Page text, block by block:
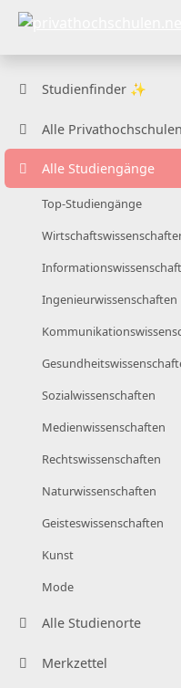
Studienfinder ✨
Alle Privathochschulen
Alle Studiengänge
Top-Studiengänge
Ingenieurwissenschaften
Sozialwissenschaften
Medienwissenschaften
Rechtswissenschaften
Naturwissenschaften
Geisteswissenschaften
Kunst
Mode
Alle Studienorte
Merkzettel